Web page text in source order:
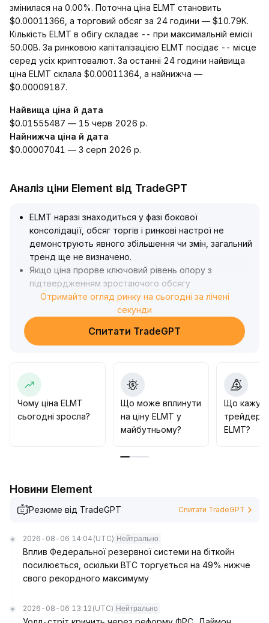
змінилася на 0.00%. Поточна ціна ELMT становить
$0.00011366, а торговий обсяг за 24 години — $10.79K.
Кількість ELMT в обігу складає -- при максимальній емісії
50.00B. За ринковою капіталізацією ELMT посідає -- місце
серед усіх криптовалют. За останні 24 години найвища
ціна ELMT склала $0.00011364, а найнижча —
$0.00009187.
Найвища ціна й дата
$0.01555487 — 15 черв 2026 р.
Найнижча ціна й дата
$0.00007041 — 3 серп 2026 р.
Аналіз ціни Element від TradeGPT
ELMT наразі знаходиться у фазі бокової
консолідації, обсяг торгів і ринкові настрої не
демонструють явного збільшення чи змін, загальний
тренд ще не визначено.
Якщо ціна прорве ключовий рівень опору з
підтвердженням зростаючого обсягу
(рекомендуємо стежити за зоною $X.
XX, орієнтуйтесь на актуальні дані), у коротко- та
середньостроковій перспективі можлива обережна
покупка з поступовим нарощуванням позиції
Рекомендується дотримуватися вичікувальної
стратегії і розглядати торгівельні операції лише за
наявності чіткого сигналу прориву, акцентуючи
увагу на управлінні ризиками та позицією
Отримайте огляд ринку на сьогодні за лічені
секунди
Спитати TradeGPT
Чому ціна ELMT
сьогодні зросла?
Що може вплинути
на ціну ELMT у
майбутньому?
Що
трейдери
ELMT?
Новини Element
Резюме від TradeGPT Спитати TradeGPT
2026-08-06 14:04 (UTC) Нейтрально
Вплив Федеральної резервної системи на біткойн
посилюється, оскільки BTC торгується на 49% нижче
свого рекордного максимуму
2026-08-06 13:12 (UTC) Нейтрально